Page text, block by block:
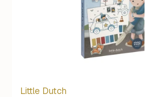
Little Dutch